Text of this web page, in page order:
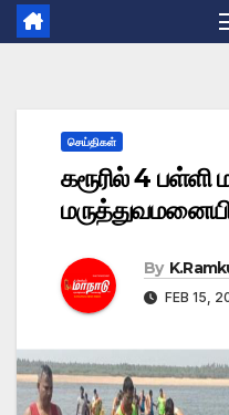
செய்திகள்
கரூரில் 4
By
FEB 15,